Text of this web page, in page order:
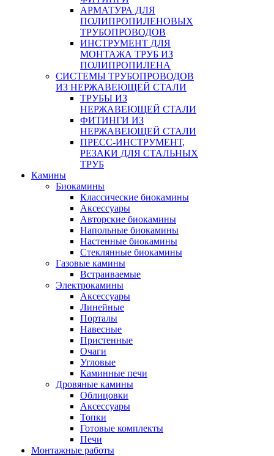
АРМАТУРА ДЛЯ
ПОЛИПРОПИЛЕНОВЫХ
ТРУБОПРОВОДОВ
ИНСТРУМЕНТ ДЛЯ
МОНТАЖА ТРУБ ИЗ
ПОЛИПРОПИЛЕНА
СИСТЕМЫ ТРУБОПРОВОДОВ
ИЗ НЕРЖАВЕЮЩЕЙ СТАЛИ
ТРУБЫ ИЗ
НЕРЖАВЕЮЩЕЙ СТАЛИ
ФИТИНГИ ИЗ
НЕРЖАВЕЮЩЕЙ СТАЛИ
ПРЕСС-ИНСТРУМЕНТ,
РЕЗАКИ ДЛЯ СТАЛЬНЫХ
ТРУБ
Камины
Биокамины
Классические биокамины
Аксессуары
Авторские биокамины
Напольные биокамины
Настенные биокамины
Стеклянные биокамины
Газовые камины
Встраиваемые
Электрокамины
Аксессуары
Линейные
Порталы
Навесные
Пристенные
Очаги
Угловые
Каминные печи
Дровяные камины
Облицовки
Аксессуары
Топки
Готовые комплекты
Печи
Монтажные работы